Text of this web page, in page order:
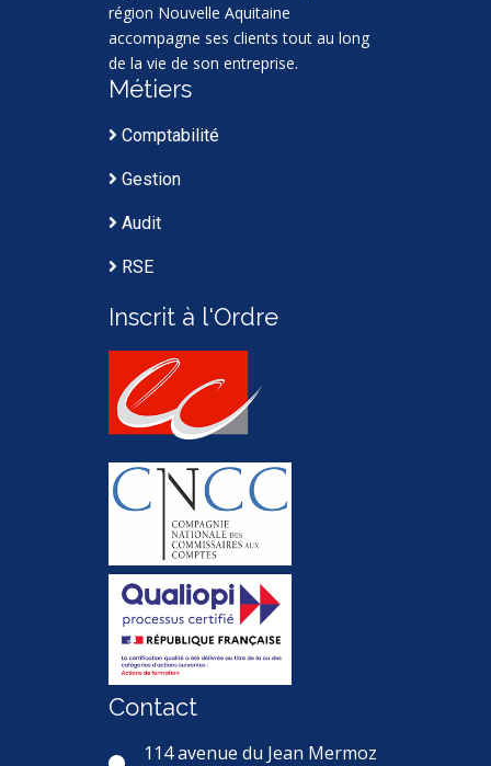
région Nouvelle Aquitaine
accompagne ses clients tout au long
de la vie de son entreprise.
Métiers
Comptabilité
Gestion
Audit
RSE
Inscrit à l'Ordre
Contact
114 avenue du Jean Mermoz